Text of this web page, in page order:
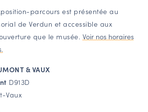
parcours est présentée au
de Verdun et accessible aux
que le musée. Voir nos horaires
& VAUX
D913D
Vaux